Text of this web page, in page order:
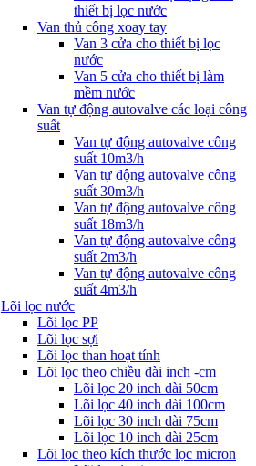
thiết bị lọc nước
Van thủ công xoay tay
Van 3 cửa cho thiết bị lọc
nước
Van 5 cửa cho thiết bị làm
mềm nước
Van tự động autovalve các loại công
suất
Van tự động autovalve công
suất 10m3/h
Van tự động autovalve công
suất 30m3/h
Van tự động autovalve công
suất 18m3/h
Van tự động autovalve công
suất 2m3/h
Van tự động autovalve công
suất 4m3/h
Lõi lọc nước
Lõi lọc PP
Lõi lọc sợi
Lõi lọc than hoạt tính
Lõi lọc theo chiều dài inch -cm
Lõi lọc 20 inch dài 50cm
Lõi lọc 40 inch dài 100cm
Lõi lọc 30 inch dài 75cm
Lõi lọc 10 inch dài 25cm
Lõi lọc theo kích thước lọc micron